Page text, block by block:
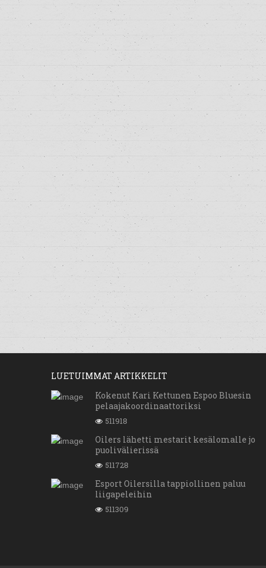
LUETUIMMAT ARTIKKELIT
Kokenut Kari Kettunen Espoo Bluesin
pelaajakoordinaattoriksi
511918
Oilers lähetti mestarit kesälomalle jo
puolivälierissä
511728
Esport Oilersilla tappiollinen paluu
liigapeleihin
511309